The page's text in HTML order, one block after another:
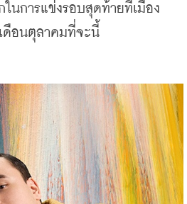
นการแข่งรอบสุดท้ายที่เมือง
ดือนตุลาคมที่จะนี้